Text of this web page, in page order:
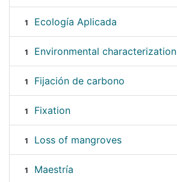
1 Ecología Aplicada
1 Environmental characterization
1 Fijación de carbono
1 Fixation
1 Loss of mangroves
1 Maestría